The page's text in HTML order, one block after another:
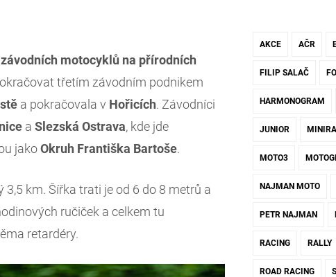
motocyklů na přírodních
třetím závodním podnikem
a pokračovala v Hořicích. Závodníci
a Slezská Ostrava, kde jde
jakoOkruh Františka Bartoše.
km. Šířka trati je od 6 do 8 metrů a
ručiček a celkem tu
retardéry.
AKCE AČR
FILIP SALAČ
HARMONOGRAM
JUNIOR
MOTO3
NAJMAN MOTO
PETR NAJMAN
RACING RALLY
ROAD RACING